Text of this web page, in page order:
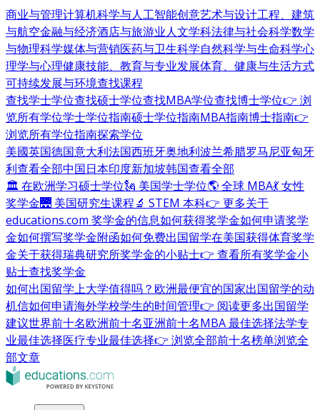
商业与管理计算机科学与人工智能创意艺术与设计工程、建筑
与航空金融与经济酒店与旅游业人文学科法律与社会科学数学
与物理科学媒体与营销医药与卫生科学自然科学与生命科学心
理学与心理健康技能、教育与专业发展体育、健康与生活方式
可持续发展与环境查找课程
查找学士学位查找硕士学位查找MBA学位查找博士学位👉 浏
览所有学位学士学位指南硕士学位指南MBA指南博士指南👉
浏览所有学位指南探索学位
美國英国德国意大利法国西班牙奥地利波兰希腊罗马尼亚匈牙
利查看全部中国日本印度新加坡韩国查看全部
🏛 在欧洲学习硕士学位🗽 美国学士学位🌎 全球 MBA💃 女性
奖学金🌉 美国研究生课程🔬 STEM 本科👉 更多关于
educations.com 奖学金的信息如何获得奖学金如何申请奖学
金如何撰写奖学金附函如何免费出国留学在美国获得体育奖学
金关于获得瑞典研究所奖学金的小贴士👉 查看所有奖学金小
贴士查找奖学金
如何出国留学上大学值得吗？ 欧洲最便宜的国家出国留学的动
机信如何申请海外学校学生的时间管理👉 阅读更多出国留学
建议世界前十名欧洲前十名亚洲前十名MBA 最佳选择法学专
业最佳选择医疗专业最佳选择👉 浏览全部前十名榜单浏览全
部文章